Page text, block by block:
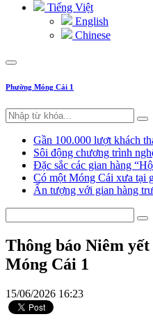
Tiếng Việt
English
Chinese
Phường Móng Cái 1
Gần 100.000 lượt khách
Sôi động chương trình
Đặc sắc các gian hàng
Có một Móng Cái xưa tại
Ấn tượng với gian hàng
Thông báo Niêm
Móng Cái 1
15/06/2026 16:23